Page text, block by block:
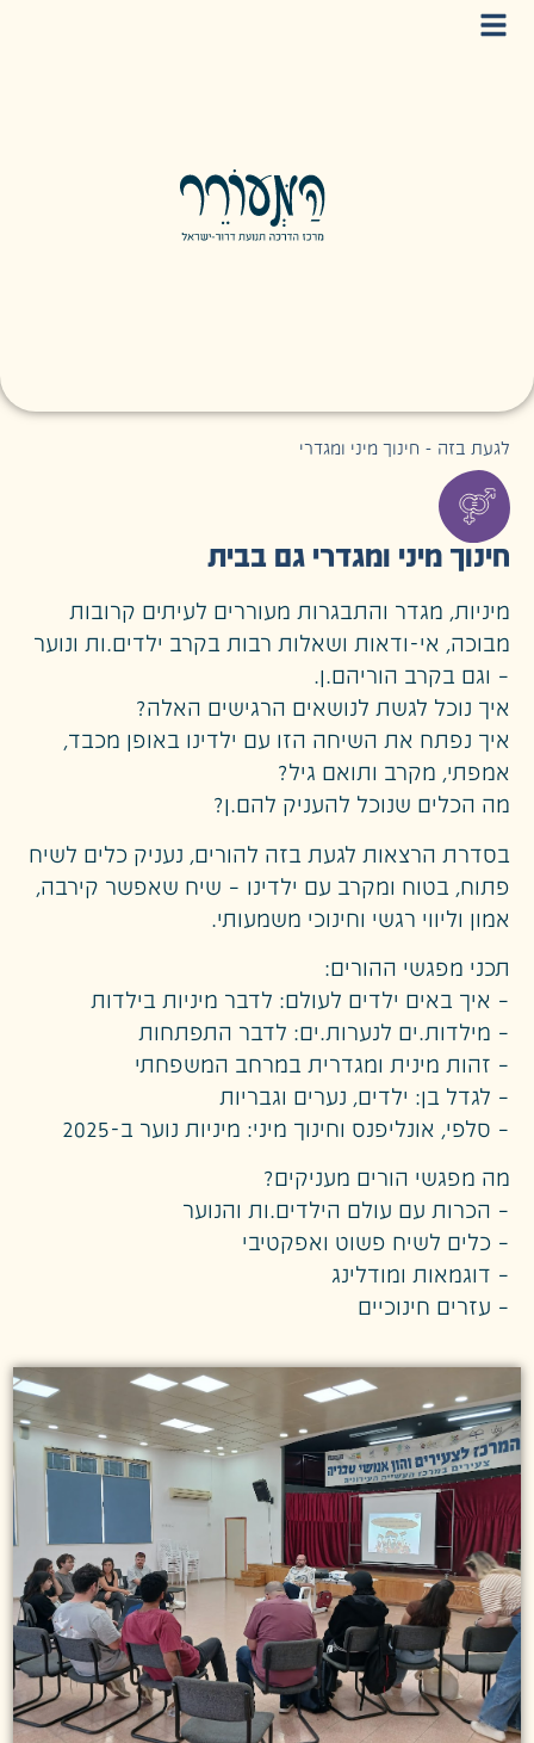
לגעת בזה - חינוך מיני ומגדרי
חינוך מיני ומגדרי גם בבית
מיניות, מגדר והתבגרות מעוררים לעיתים קרובות
מבוכה, אי-ודאות ושאלות רבות בקרב ילדים.ות ונוער
– וגם בקרב הוריהם.ן.
איך נוכל לגשת לנושאים הרגישים האלה?
איך נפתח את השיחה הזו עם ילדינו באופן מכבד,
אמפתי, מקרב ותואם גיל?
מה הכלים שנוכל להעניק להם.ן?
בסדרת הרצאות לגעת בזה להורים, נעניק כלים לשיח
פתוח, בטוח ומקרב עם ילדינו – שיח שאפשר קירבה,
אמון וליווי רגשי וחינוכי משמעותי.
תכני מפגשי ההורים:
– איך באים ילדים לעולם: לדבר מיניות בילדות
– מילדות.ים לנערות.ים: לדבר התפתחות
– זהות מינית ומגדרית במרחב המשפחתי
– לגדל בן: ילדים, נערים וגבריות
– סלפי, אונליפנס וחינוך מיני: מיניות נוער ב-2025
מה מפגשי הורים מעניקים?
– הכרות עם עולם הילדים.ות והנוער
– כלים לשיח פשוט ואפקטיבי
– דוגמאות ומודלינג
– עזרים חינוכיים